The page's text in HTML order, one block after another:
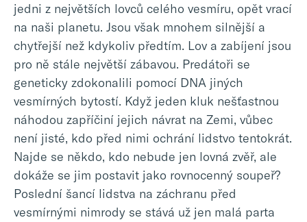
jedni z největších lovců celého vesmíru, opět vrací
na naši planetu. Jsou však mnohem silnější a
chytřejší než kdykoliv předtím. Lov a zabíjení jsou
pro ně stále největší zábavou. Predátoři se
geneticky zdokonalili pomocí DNA jiných
vesmírných bytostí. Když jeden kluk nešťastnou
náhodou zapříčiní jejich návrat na Zemi, vůbec
není jisté, kdo před nimi ochrání lidstvo tentokrát.
Najde se někdo, kdo nebude jen lovná zvěř, ale
dokáže se jim postavit jako rovnocenný soupeř?
Poslední šancí lidstva na záchranu před
vesmírnými nimrody se stává už jen malá parta